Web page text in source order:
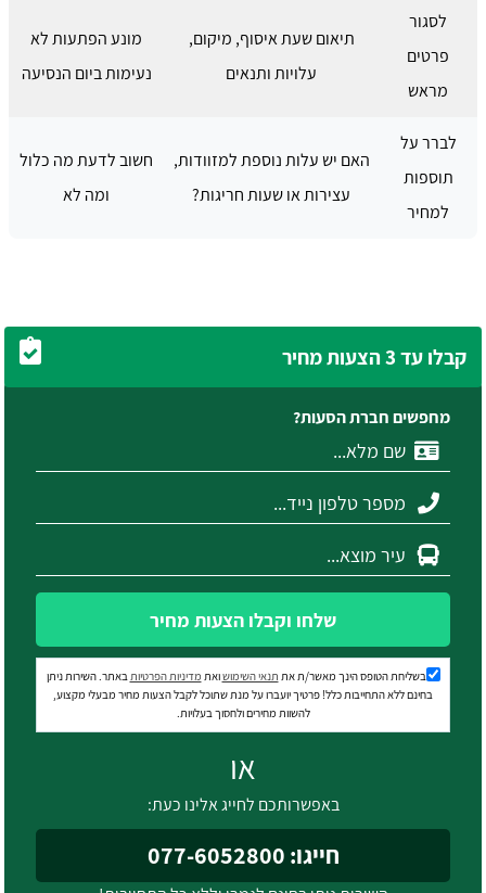
לסגור
פרטים
מראש
תיאום שעת איסוף, מיקום,
עלויות ותנאים
מונע הפתעות לא
נעימות ביום הנסיעה
לברר על
תוספות
למחיר
האם יש עלות נוספת למזוודות,
עצירות או שעות חריגות?
חשוב לדעת מה כלול
ומה לא
קבלו עד 3 הצעות מחיר
מחפשים חברת הסעות?
שלחו וקבלו הצעות מחיר
בשליחת הטופס הינך מאשר/ת את תנאי השימושואת מדיניות הפרטיותבאתר. השירות ניתן
בחינם ללא התחייבות כלל! פרטיך יועברו על מנת שתוכל לקבל הצעות מחיר מבעלי מקצוע,
להשוות מחירים ולחסוך בעלויות.
או
באפשרותכם לחייג אלינו כעת:
חייגו: 077-6052800